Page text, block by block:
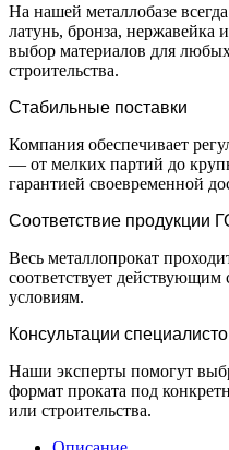
На нашей металлобазе
латунь, бронза,
выбор материалов для
строительства.
Стабильные поставки
Компания обеспечивает
— от мелких партий до
гарантией своевременной
Соответствие продукции
Весь металлопрокат
соответствует
условиям.
Консультации
Наши эксперты помогут
формат проката под
или строительства.